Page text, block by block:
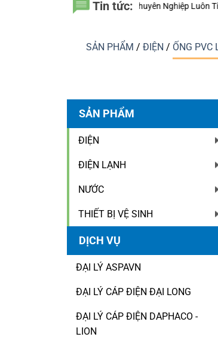
Tin tức:
Nhà Thầu Chuyên Nghiệp Luôn Tính Đến 20 Năm Sử
SẢN PHẨM / ĐIỆN / ỐNG PVC
SẢN PHẨM
ĐIỆN
ĐIỆN LẠNH
NƯỚC
THIẾT BỊ VỆ SINH
DỊCH VỤ
ĐẠI LÝ ASPAVN
ĐẠI LÝ CÁP ĐIỆN ĐẠI LONG
ĐẠI LÝ CÁP ĐIỆN DAPHACO -
LION